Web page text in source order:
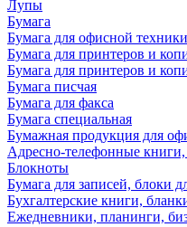
Лупы
Бумага
Бумага для офисной техники
Бумага для принтеров и
Бумага для принтеров и
Бумага писчая
Бумага для факса
Бумага специальная
Бумажная продукция для
Адресно-телефонные
Блокноты
Бумага для записей, блоки
Бухгалтерские книги,
Ежедневники, планинги,